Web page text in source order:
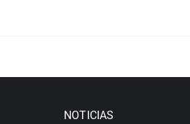
NOTICIAS